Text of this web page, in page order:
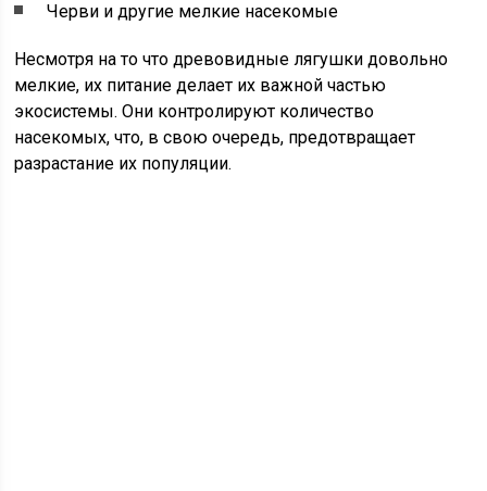
Черви и другие мелкие насекомые
Несмотря на то что древовидные лягушки довольно
мелкие, их питание делает их важной частью
экосистемы. Они контролируют количество
насекомых, что, в свою очередь, предотвращает
разрастание их популяции.